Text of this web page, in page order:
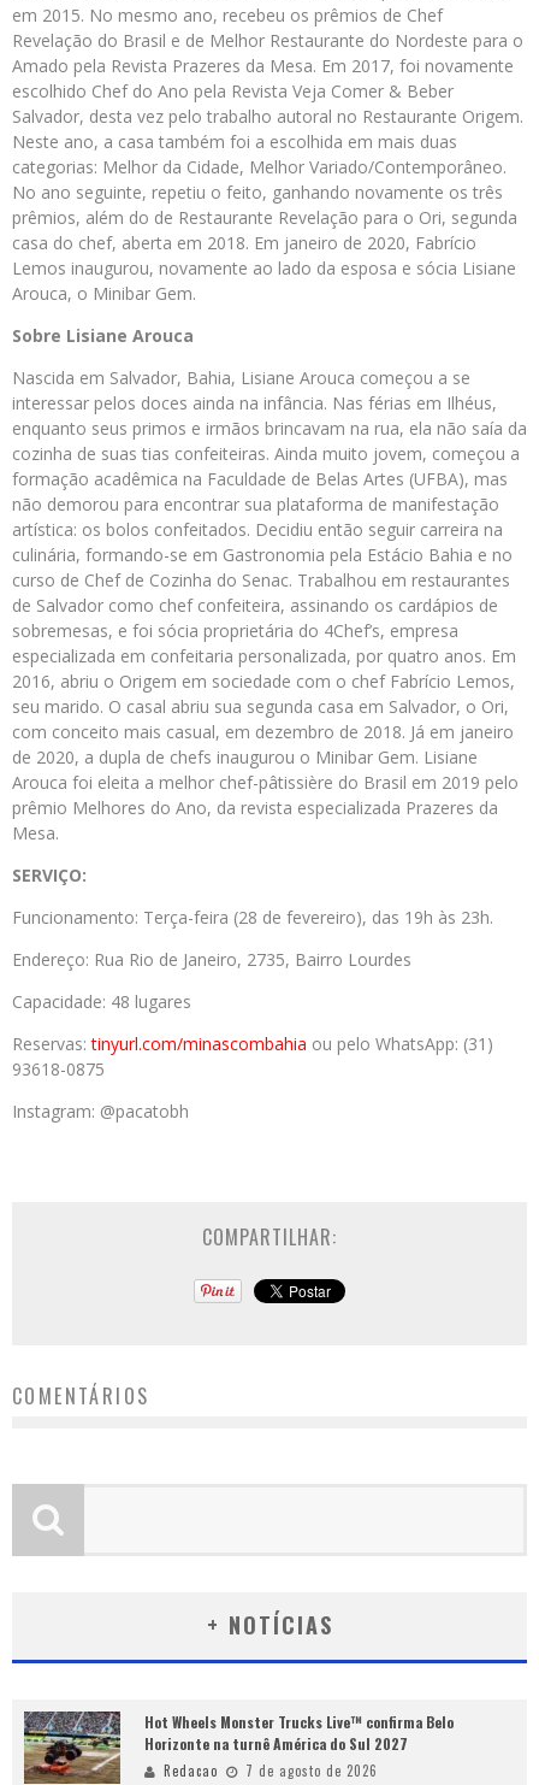
em 2015. No mesmo ano, recebeu os prêmios de Chef
Revelação do Brasil e de Melhor Restaurante do Nordeste para o
Amado pela Revista Prazeres da Mesa. Em 2017, foi novamente
escolhido Chef do Ano pela Revista Veja Comer & Beber
Salvador, desta vez pelo trabalho autoral no Restaurante Origem.
Neste ano, a casa também foi a escolhida em mais duas
categorias: Melhor da Cidade, Melhor Variado/Contemporâneo.
No ano seguinte, repetiu o feito, ganhando novamente os três
prêmios, além do de Restaurante Revelação para o Ori, segunda
casa do chef, aberta em 2018. Em janeiro de 2020, Fabrício
Lemos inaugurou, novamente ao lado da esposa e sócia Lisiane
Arouca, o Minibar Gem.
Sobre Lisiane Arouca
Nascida em Salvador, Bahia, Lisiane Arouca começou a se
interessar pelos doces ainda na infância. Nas férias em Ilhéus,
enquanto seus primos e irmãos brincavam na rua, ela não saía da
cozinha de suas tias confeiteiras. Ainda muito jovem, começou a
formação acadêmica na Faculdade de Belas Artes (UFBA), mas
não demorou para encontrar sua plataforma de manifestação
artística: os bolos confeitados. Decidiu então seguir carreira na
culinária, formando-se em Gastronomia pela Estácio Bahia e no
curso de Chef de Cozinha do Senac. Trabalhou em restaurantes
de Salvador como chef confeiteira, assinando os cardápios de
sobremesas, e foi sócia proprietária do 4Chef’s, empresa
especializada em confeitaria personalizada, por quatro anos. Em
2016, abriu o Origem em sociedade com o chef Fabrício Lemos,
seu marido. O casal abriu sua segunda casa em Salvador, o Ori,
com conceito mais casual, em dezembro de 2018. Já em janeiro
de 2020, a dupla de chefs inaugurou o Minibar Gem. Lisiane
Arouca foi eleita a melhor chef-pâtissière do Brasil em 2019 pelo
prêmio Melhores do Ano, da revista especializada Prazeres da
Mesa.
SERVIÇO:
Funcionamento: Terça-feira (28 de fevereiro), das 19h às 23h.
Endereço: Rua Rio de Janeiro, 2735, Bairro Lourdes
Capacidade: 48 lugares
Reservas: tinyurl.com/minascombahia ou pelo WhatsApp: (31)
93618-0875
Instagram: @pacatobh
COMPARTILHAR:
COMENTÁRIOS
+ NOTÍCIAS
Hot Wheels Monster Trucks Live™ confirma Belo
Horizonte na turnê América do Sul 2027
Redacao 7 de agosto de 2026